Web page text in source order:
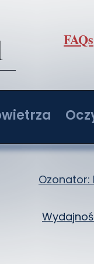
h z regulacją O3
h z regulacją O3
Ozonator:
FAQs